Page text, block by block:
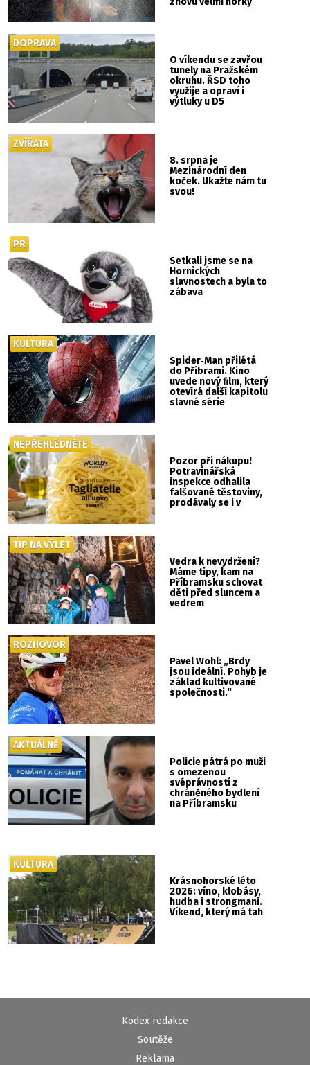
O víkendu se zavřou
tunely na Pražském
okruhu. ŘSD toho
využije a opraví i
výtluky u D5
DOPRAVA
8. srpna je
Mezinárodní den
koček. Ukažte nám tu
svou!
ZVÍŘATA
Setkali jsme se na
Hornických
slavnostech a byla to
zábava
PR
Spider‑Man přilétá
do Příbrami. Kino
uvede nový film, který
otevírá další kapitolu
slavné série
KULTURA
Pozor při nákupu!
Potravinářská
inspekce odhalila
falšované těstoviny,
prodávaly se i v
NEPŘEHLÉDNĚTE
Vedra k nevydržení?
Máme tipy, kam na
Příbramsku schovat
děti před sluncem a
vedrem
TIP NA VÝLET
Pavel Wohl: „Brdy
jsou ideální. Pohyb je
základ kultivované
společnosti.“
ROZHOVOR
Policie pátrá po muži
s omezenou
svéprávností z
chráněného bydlení
na Příbramsku
AKTUÁLNĚ
Krásnohorské léto
2026: víno, klobásy,
hudba i strongmani.
Víkend, který má tah
KULTURA
Kodex redakce
Soutěže
Reklama